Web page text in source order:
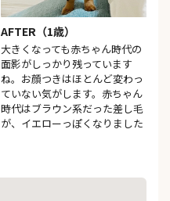
AFTER（1歳）
大きくなっても赤ちゃん時代の
面影がしっかり残っています
ね。お顔つきはほとんど変わっ
ていない気がします。赤ちゃん
時代はブラウン系だった差し毛
が、イエローっぽくなりました